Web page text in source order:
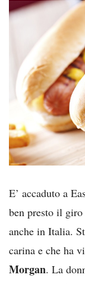
E’ accaduto a
ben presto il
anche in Italia.
carina e che ha
Morgan. La